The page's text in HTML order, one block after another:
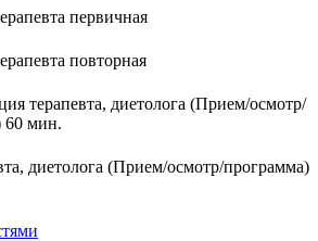
первичная
повторная
терапевта, диетолога (Прием/осмотр/
60 мин.
диетолога (Прием/осмотр/программа)